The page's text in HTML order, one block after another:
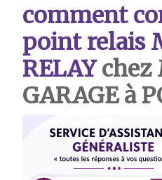
comment
point relais
RELAYchez
GARAGE à